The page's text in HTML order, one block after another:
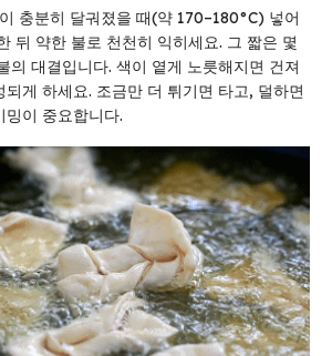
충분히 달궈졌을 때(약 170–180°C) 넣어
뒤 약한 불로 천천히 익히세요. 그 짧은 몇
의 대결입니다. 색이 옅게 노릇해지면 건져
게 하세요. 조금만 더 튀기면 타고, 덜하면
밍이 중요합니다.